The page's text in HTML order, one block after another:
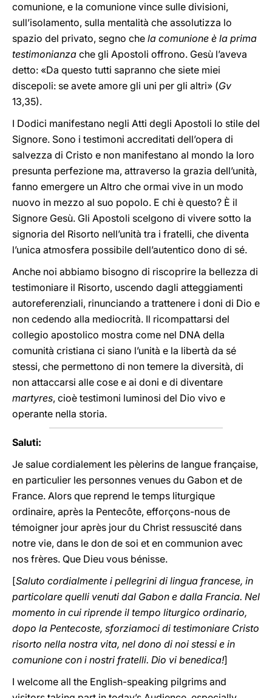
comunione, e la comunione vince sulle divisioni,
sull’isolamento, sulla mentalità che assolutizza lo
spazio del privato, segno che la comunione è la prima
testimonianza che gli Apostoli offrono. Gesù l’aveva
detto: «Da questo tutti sapranno che siete miei
discepoli: se avete amore gli uni per gli altri» (Gv
13,35).
I Dodici manifestano negli Atti degli Apostoli lo stile del
Signore. Sono i testimoni accreditati dell’opera di
salvezza di Cristo e non manifestano al mondo la loro
presunta perfezione ma, attraverso la grazia dell’unità,
fanno emergere un Altro che ormai vive in un modo
nuovo in mezzo al suo popolo. E chi è questo? È il
Signore Gesù. Gli Apostoli scelgono di vivere sotto la
signoria del Risorto nell’unità tra i fratelli, che diventa
l’unica atmosfera possibile dell’autentico dono di sé.
Anche noi abbiamo bisogno di riscoprire la bellezza di
testimoniare il Risorto, uscendo dagli atteggiamenti
autoreferenziali, rinunciando a trattenere i doni di Dio e
non cedendo alla mediocrità. Il ricompattarsi del
collegio apostolico mostra come nel DNA della
comunità cristiana ci siano l’unità e la libertà da sé
stessi, che permettono di non temere la diversità, di
non attaccarsi alle cose e ai doni e di diventare
martyres, cioè testimoni luminosi del Dio vivo e
operante nella storia.
Saluti:
Je salue cordialement les pèlerins de langue française,
en particulier les personnes venues du Gabon et de
France. Alors que reprend le temps liturgique
ordinaire, après la Pentecôte, efforçons-nous de
témoigner jour après jour du Christ ressuscité dans
notre vie, dans le don de soi et en communion avec
nos frères. Que Dieu vous bénisse.
[Saluto cordialmente i pellegrini di lingua francese, in
particolare quelli venuti dal Gabon e dalla Francia. Nel
momento in cui riprende il tempo liturgico ordinario,
dopo la Pentecoste, sforziamoci di testimoniare Cristo
risorto nella nostra vita, nel dono di noi stessi e in
comunione con i nostri fratelli. Dio vi benedica!]
I welcome all the English-speaking pilgrims and